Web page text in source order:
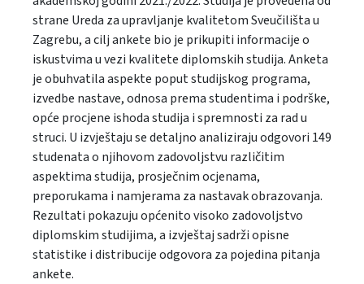
strane Ureda za upravljanje kvalitetom Sveučilišta u
Zagrebu, a cilj ankete bio je prikupiti informacije o
iskustvima u vezi kvalitete diplomskih studija. Anketa
je obuhvatila aspekte poput studijskog programa,
izvedbe nastave, odnosa prema studentima i podrške,
opće procjene ishoda studija i spremnosti za rad u
struci. U izvještaju se detaljno analiziraju odgovori 149
studenata o njihovom zadovoljstvu različitim
aspektima studija, prosječnim ocjenama,
preporukama i namjerama za nastavak obrazovanja.
Rezultati pokazuju općenito visoko zadovoljstvo
diplomskim studijima, a izvještaj sadrži opisne
statistike i distribucije odgovora za pojedina pitanja
ankete.